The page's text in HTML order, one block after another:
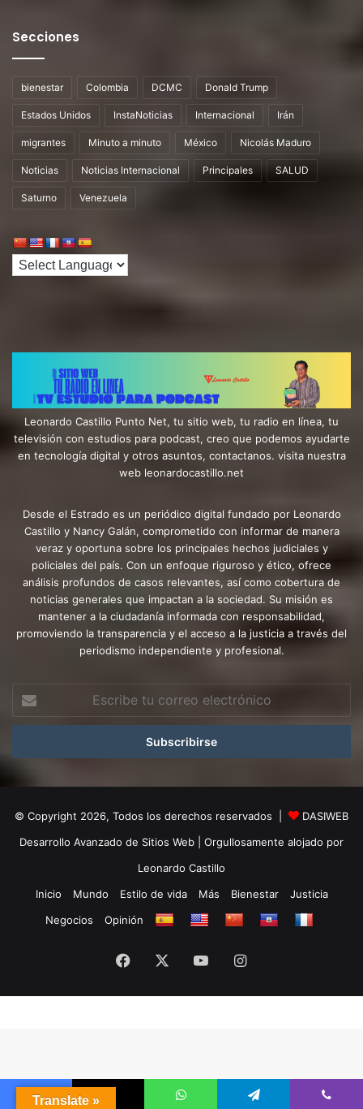
Secciones
bienestar Colombia DCMC Donald Trump
Estados Unidos InstaNoticias Internacional Irán
migrantes Minuto a minuto México Nicolás Maduro
Noticias Noticias Internacional Principales SALUD
Saturno Venezuela
Leonardo Castillo Punto Net, tu sitio web, tu radio en línea, tu
televisión con estudios para podcast, creo que podemos ayudarte
en tecnología digital y otros asuntos, contactanos. visita nuestra
web leonardocastillo.net
Desde el Estrado es un periódico digital fundado por Leonardo
Castillo y Nancy Galán, comprometido con informar de manera
veraz y oportuna sobre los principales hechos judiciales y
policiales del país. Con un enfoque riguroso y ético, ofrece
análisis profundos de casos relevantes, así como cobertura de
noticias generales que impactan a la sociedad. Su misión es
mantener a la ciudadanía informada con responsabilidad,
promoviendo la transparencia y el acceso a la justicia a través del
periodismo independiente y profesional.
correo
© Copyright 2026, Todos los derechos reservados |
DASIWEB
Desarrollo Avanzado de Sitios Web | Orgullosamente alojado por
Leonardo Castillo
Inicio
Mundo Estilo de vida Más Bienestar
Justicia
Negocios
Opinión
Facebook YouTubeInstagram
Translate »